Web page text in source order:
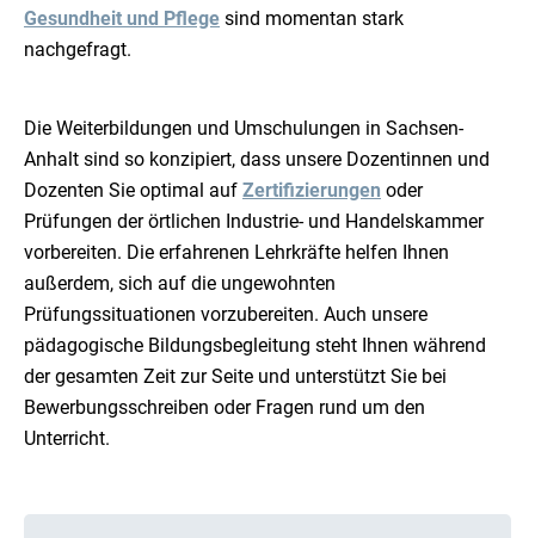
Gesundheit und Pflege sind momentan stark
nachgefragt.
Die Weiterbildungen und Umschulungen in Sachsen-
Anhalt sind so konzipiert, dass unsere Dozentinnen und
Dozenten Sie optimal auf Zertifizierungen oder
Prüfungen der örtlichen Industrie- und Handelskammer
vorbereiten. Die erfahrenen Lehrkräfte helfen Ihnen
außerdem, sich auf die ungewohnten
Prüfungssituationen vorzubereiten. Auch unsere
pädagogische Bildungsbegleitung steht Ihnen während
der gesamten Zeit zur Seite und unterstützt Sie bei
Bewerbungsschreiben oder Fragen rund um den
Unterricht.